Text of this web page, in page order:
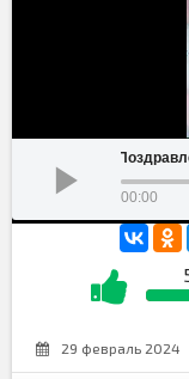
00:00
29 февраль 2024